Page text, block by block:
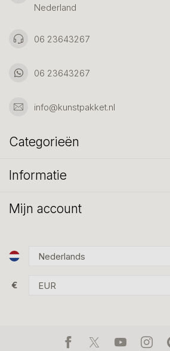
Nederland
06 23643267
06 23643267
info@kunstpakket.nl
Categorieën
Informatie
Mijn account
€